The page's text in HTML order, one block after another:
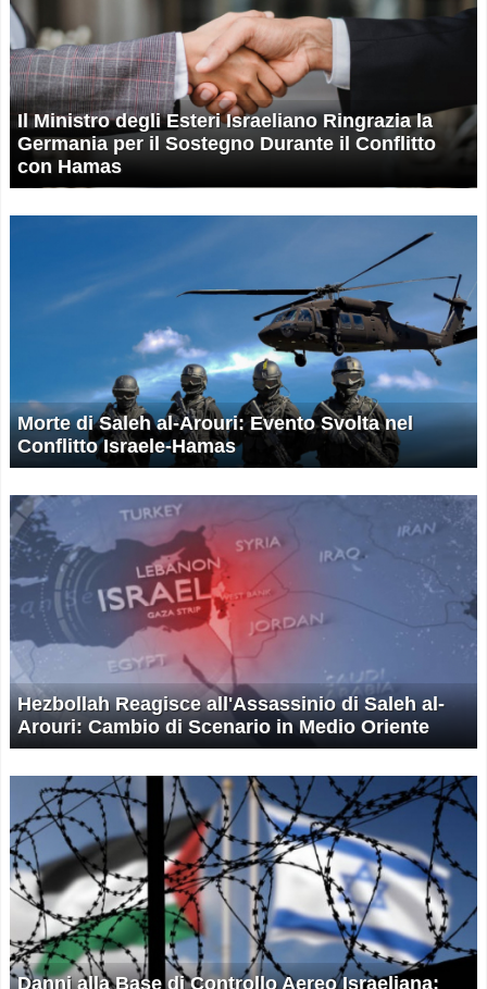
Il Ministro degli Esteri Israeliano Ringrazia la
Germania per il Sostegno Durante il Conflitto
con Hamas
Morte di Saleh al-Arouri: Evento Svolta nel
Conflitto Israele-Hamas
Hezbollah Reagisce all'Assassinio di Saleh al-
Arouri: Cambio di Scenario in Medio Oriente
Danni alla Base di Controllo Aereo Israeliana: